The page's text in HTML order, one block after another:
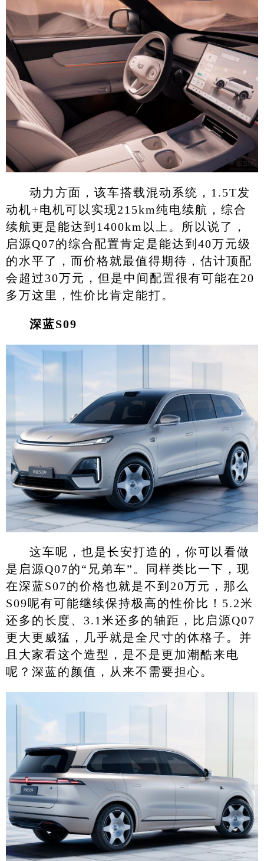
动力方面，该车搭载混动系统，1.5T发
动机+电机可以实现215km纯电续航，综合
续航更是能达到1400km以上。所以说了，
启源Q07的综合配置肯定是能达到40万元级
的水平了，而价格就最值得期待，估计顶配
会超过30万元，但是中间配置很有可能在20
多万这里，性价比肯定能打。
深蓝S09
这车呢，也是长安打造的，你可以看做
是启源Q07的“兄弟车”。同样类比一下，现
在深蓝S07的价格也就是不到20万元，那么
S09呢有可能继续保持极高的性价比！5.2米
还多的长度、3.1米还多的轴距，比启源Q07
更大更威猛，几乎就是全尺寸的体格子。并
且大家看这个造型，是不是更加潮酷来电
呢？深蓝的颜值，从来不需要担心。